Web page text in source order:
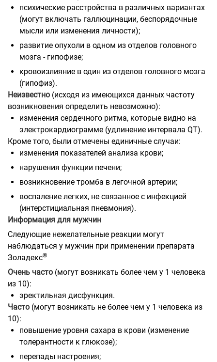
психические расстройства в различных вариантах
(могут включать галлюцинации, беспорядочные
мысли или изменения личности);
развитие опухоли в одном из отделов головного
мозга - гипофизе;
кровоизлияние в один из отделов головного мозга
(гипофиз).
Неизвестно (исходя из имеющихся данных частоту
возникновения определить невозможно):
изменения сердечного ритма, которые видно на
электрокардиограмме (удлинение интервала QT).
Кроме того, были отмечены единичные случаи:
изменения показателей анализа крови;
нарушения функции печени;
возникновение тромба в легочной артерии;
воспаление легких, не связанное с инфекцией
(интерстициальная пневмония).
Информация для мужчин
Следующие нежелательные реакции могут
наблюдаться у мужчин при применении препарата
Золадекс®
Очень часто (могут возникать более чем у 1 человека
из 10):
эректильная дисфункция.
Часто (могут возникать не более чем у 1 человека из
10):
повышение уровня сахара в крови (изменение
толерантности к глюкозе);
перепады настроения;